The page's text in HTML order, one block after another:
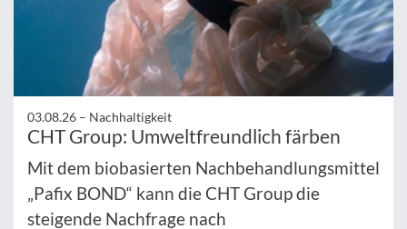
03.08.26 – Nachhaltigkeit
CHT Group: Umweltfreundlich färben
Mit dem biobasierten Nachbehandlungsmittel
„Pafix BOND“ kann die CHT Group die
steigende Nachfrage nach